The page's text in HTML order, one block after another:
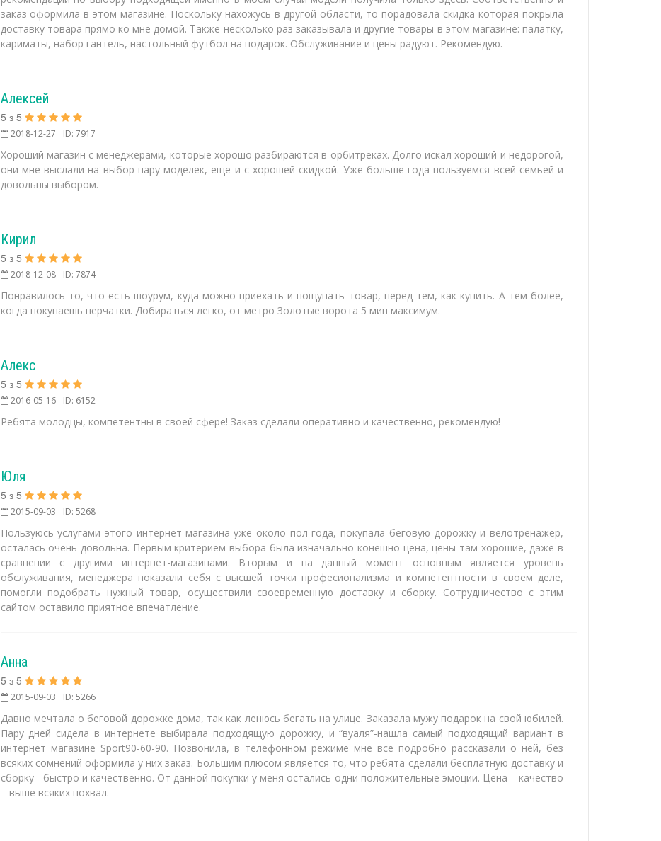
заказ оформила в этом магазине. Поскольку нахожусь в другой области, то порадовала скидка которая покрыла
доставку товара прямо ко мне домой. Также несколько раз заказывала и другие товары в этом магазине: палатку,
кариматы, набор гантель, настольный футбол на подарок. Обслуживание и цены радуют. Рекомендую.
Алексей
5 з 5
2018-12-27 ID: 7917
Хороший магазин с менеджерами, которые хорошо разбираются в орбитреках. Долго искал хороший и недорогой,
они мне выслали на выбор пару моделек, еще и с хорошей скидкой. Уже больше года пользуемся всей семьей и
довольны выбором.
Кирил
5 з 5
2018-12-08 ID: 7874
Понравилось то, что есть шоурум, куда можно приехать и пощупать товар, перед тем, как купить. А тем более,
когда покупаешь перчатки. Добираться легко, от метро Золотые ворота 5 мин максимум.
Алекс
5 з 5
2016-05-16 ID: 6152
Ребята молодцы, компетентны в своей сфере! Заказ сделали оперативно и качественно, рекомендую!
Юля
5 з 5
2015-09-03 ID: 5268
Пользуюсь услугами этого интернет-магазина уже около пол года, покупала беговую дорожку и велотренажер,
осталась очень довольна. Первым критерием выбора была изначально конешно цена, цены там хорошие, даже в
сравнении с другими интернет-магазинами. Вторым и на данный момент основным является уровень
обслуживания, менеджера показали себя с высшей точки професионализма и компетентности в своем деле,
помогли подобрать нужный товар, осуществили своевременную доставку и сборку. Сотрудничество с этим
сайтом оставило приятное впечатление.
Анна
5 з 5
2015-09-03 ID: 5266
Давно мечтала о беговой дорожке дома, так как ленюсь бегать на улице. Заказала мужу подарок на свой юбилей.
Пару дней сидела в интернете выбирала подходящую дорожку, и “вуаля”-нашла самый подходящий вариант в
интернет магазине Sport90-60-90. Позвонила, в телефонном режиме мне все подробно рассказали о ней, без
всяких сомнений оформила у них заказ. Большим плюсом является то, что ребята сделали бесплатную доставку и
сборку - быстро и качественно. От данной покупки у меня остались одни положительные эмоции. Цена – качество
– выше всяких похвал.